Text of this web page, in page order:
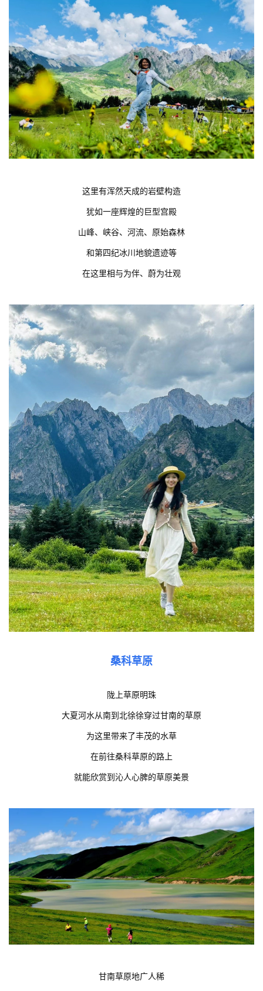
这里有浑然天成的岩壁构造
犹如一座辉煌的巨型宫殿
山峰、峡谷、河流、原始森林
和第四纪冰川地貌遗迹等
在这里相与为伴、蔚为壮观
桑科草原
陇上草原明珠
大夏河水从南到北徐徐穿过甘南的草原
为这里带来了丰茂的水草
在前往桑科草原的路上
就能欣赏到沁人心脾的草原美景
甘南草原地广人稀